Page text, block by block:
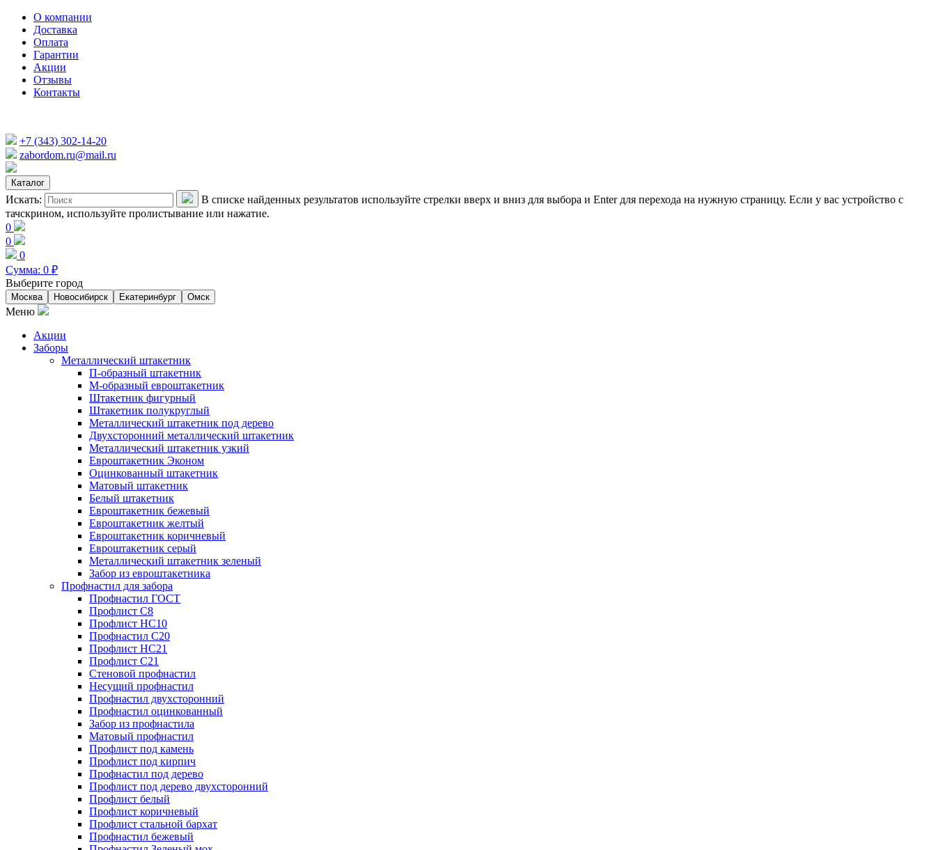
О компании
Доставка
Оплата
Гарантии
Акции
Отзывы
Контакты
+7 (343) 302-14-20
zabordom.ru@mail.ru
Каталог
Искать:
В списке найденных результатов используйте стрелки вверх и вниз для выбора и Enter для перехода на нужную страницу. Если у вас устройство с
тачскрином, используйте пролистывание или нажатие.
0
0
0
Сумма: 0 ₽
Выберите город
Москва Новосибирск Екатеринбург Омск
Меню
Акции
Заборы
Металлический штакетник
П-образный штакетник
М-образный евроштакетник
Штакетник фигурный
Штакетник полукруглый
Металлический штакетник под дерево
Двухсторонний металлический штакетник
Металлический штакетник узкий
Евроштакетник Эконом
Оцинкованный штакетник
Матовый штакетник
Белый штакетник
Евроштакетник бежевый
Евроштакетник желтый
Евроштакетник коричневый
Евроштакетник серый
Металлический штакетник зеленый
Забор из евроштакетника
Профнастил для забора
Профнастил ГОСТ
Профлист С8
Профлист НС10
Профнастил С20
Профлист НС21
Профлист С21
Стеновой профнастил
Несущий профнастил
Профнастил двухсторонний
Профнастил оцинкованный
Забор из профнастила
Матовый профнастил
Профлист под камень
Профлист под кирпич
Профнастил под дерево
Профлист под дерево двухсторонний
Профлист белый
Профлист коричневый
Профлист стальной бархат
Профнастил бежевый